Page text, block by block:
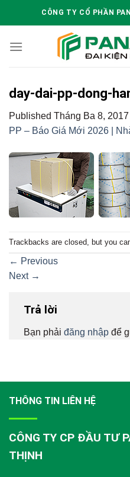
CÔNG TY CỔ PHẦN
day-dai-pp-dong-
Published Tháng Ba 8, 2017
PP – Báo Giá Mới 2026 |
Trackbacks are closed, but you
← Previous
Next →
Trả lời
Bạn phải đăng nhập để
THÔNG TIN LIÊN HỆ
CÔNG TY CP ĐẦU TƯ
THỊNH